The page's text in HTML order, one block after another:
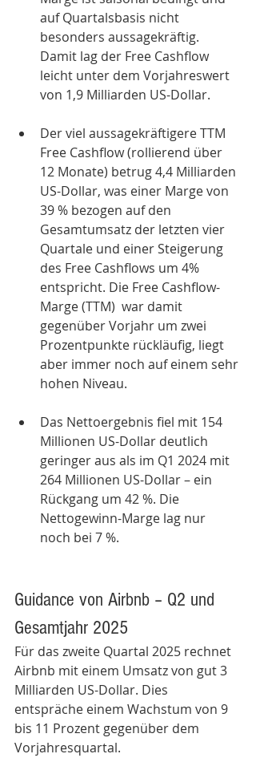
auf Quartalsbasis nicht
besonders aussagekräftig.
Damit lag der Free Cashflow
leicht unter dem Vorjahreswert
von 1,9 Milliarden US-Dollar.
Der viel aussagekräftigere TTM
Free Cashflow (rollierend über
12 Monate) betrug 4,4 Milliarden
US-Dollar, was einer Marge von
39 % bezogen auf den
Gesamtumsatz der letzten vier
Quartale und einer Steigerung
des Free Cashflows um 4%
entspricht. Die Free Cashflow-
Marge (TTM)  war damit
gegenüber Vorjahr um zwei
Prozentpunkte rückläufig, liegt
aber immer noch auf einem sehr
hohen Niveau.
Das Nettoergebnis fiel mit 154
Millionen US-Dollar deutlich
geringer aus als im Q1 2024 mit
264 Millionen US-Dollar – ein
Rückgang um 42 %. Die
Nettogewinn-Marge lag nur
noch bei 7 %.
Guidance von Airbnb – Q2 und
Gesamtjahr 2025
Für das zweite Quartal 2025 rechnet
Airbnb mit einem Umsatz von gut 3
Milliarden US-Dollar. Dies
entspräche einem Wachstum von 9
bis 11 Prozent gegenüber dem
Vorjahresquartal.